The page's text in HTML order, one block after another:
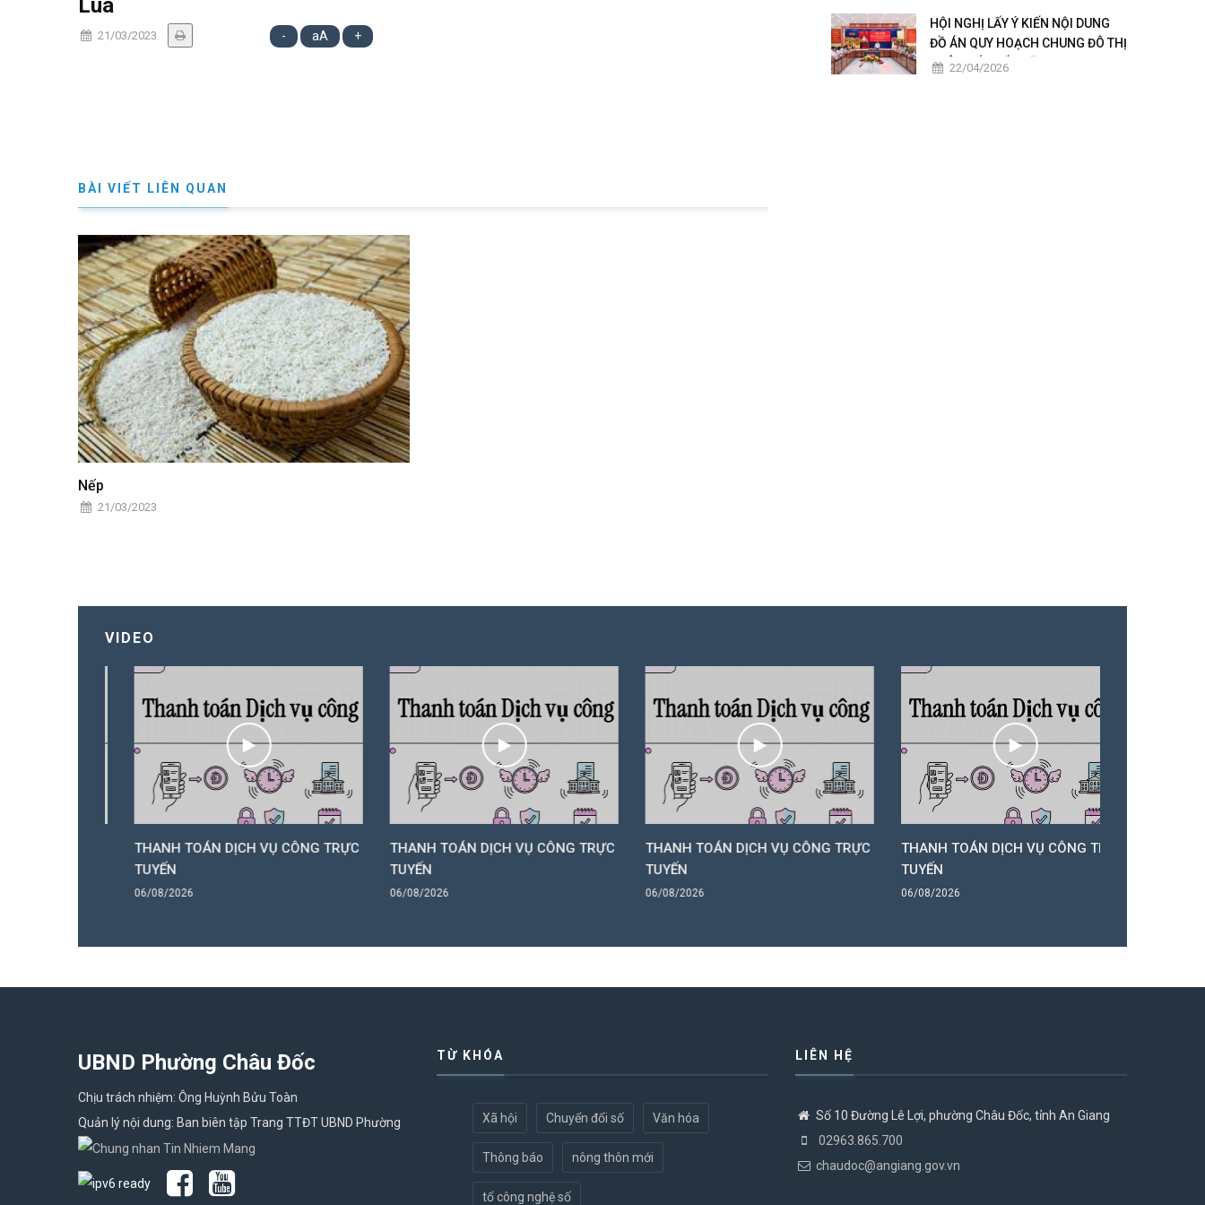
Lúa
21/03/2023 - aA +
BÀI VIẾT LIÊN QUAN
Nếp
21/03/2023
HỘI NGHỊ LẤY Ý KIẾN NỘI DUNG
ĐỒ ÁN QUY HOẠCH CHUNG ĐÔ THỊ
CHÂU ĐỐC ĐẾN NĂM 2050
22/04/2026
VIDEO
THANH TOÁN DỊCH VỤ CÔNG TRỰC
TUYẾN
06/08/2026
THANH TOÁN DỊCH VỤ CÔNG TRỰC
TUYẾN
06/08/2026
THANH TOÁN DỊCH VỤ CÔNG TRỰC
TUYẾN
06/08/2026
THANH TOÁN DỊCH VỤ CÔNG TRỰC
TUYẾN
06/08/2026
UBND Phường Châu Đốc
Chịu trách nhiệm: Ông Huỳnh Bửu Toàn
Quản lý nội dung: Ban biên tập Trang TTĐT UBND Phường
TỪ KHÓA
Xã hội Chuyển đổi số Văn hóa
Thông báo nông thôn mới
tổ công nghệ số
LIÊN HỆ
Số 10 Đường Lê Lợi, phường Châu Đốc, tỉnh An Giang
02963.865.700
chaudoc@angiang.gov.vn